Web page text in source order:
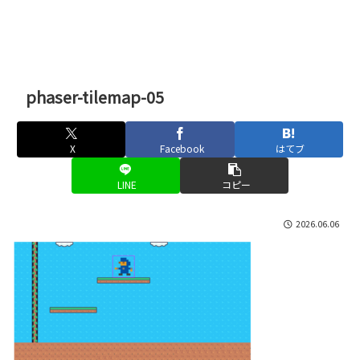
phaser-tilemap-05
X Facebook はてブ
LINE コピー
2026.06.06